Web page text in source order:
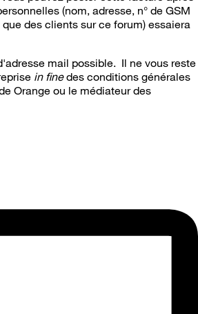
(nom, adresse, n° de GSM
des clients sur ce forum) essaiera
mail possible. Il ne vous reste
in finedes conditions générales
Orange ou le médiateur des